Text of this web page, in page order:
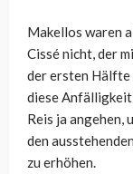
Makellos waren
Cissé nicht, der
der ersten Hälfte
diese
Reis ja angehen,
den
zu erhöhen.